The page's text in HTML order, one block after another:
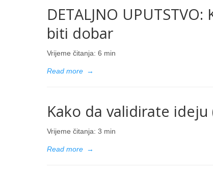
DETALJNO
biti dobar
Vrijeme čitanja: 6 min
Read more →
Kako da validirate ideju
Vrijeme čitanja: 3 min
Read more →